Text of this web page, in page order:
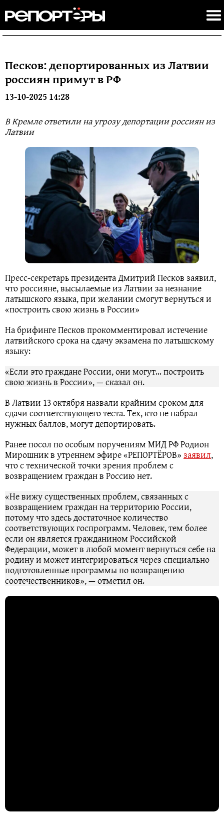
Песков: депортированных из Латвии
россиян примут в РФ
13-10-2025 14:28
В Кремле ответили на угрозу депортации россиян из
Латвии
Пресс‑секретарь президента Дмитрий Песков заявил,
что россияне, высылаемые из Латвии за незнание
латышского языка, при желании смогут вернуться и
«построить свою жизнь в России»
На брифинге Песков прокомментировал истечение
латвийского срока на сдачу экзамена по латышскому
языку:
«Если это граждане России, они могут… построить
свою жизнь в России», — сказал он.
В Латвии 13 октября назвали крайним сроком для
сдачи соответствующего теста. Тех, кто не набрал
нужных баллов, могут депортировать.
Ранее посол по особым поручениям МИД РФ Родион
Мирошник в утреннем эфире «РЕПОРТЁРОВ»заявил,
что с технической точки зрения проблем с
возвращением граждан в Россию нет.
«Не вижу существенных проблем, связанных с
возвращением граждан на территорию России,
потому что здесь достаточное количество
соответствующих госпрограмм. Человек, тем более
если он является гражданином Российской
Федерации, может в любой момент вернуться себе на
родину и может интегрироваться через специально
подготовленные программы по возвращению
соотечественников», — отметил он.